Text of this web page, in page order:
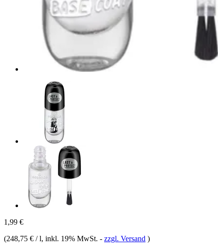
1,99 €
(248,75 € / l, inkl. 19% MwSt. - zzgl. Versand )